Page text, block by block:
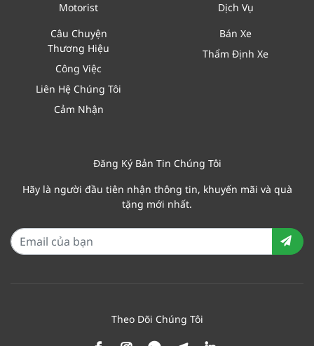
Motorist
Câu Chuyện
Thương Hiệu
Công Việc
Liên Hệ Chúng Tôi
Cảm Nhận
Dịch Vụ
Bán Xe
Thẩm Định Xe
Đăng Ký Bản Tin Chúng Tôi
Hãy là người đầu tiên nhận thông tin, khuyến mãi và quà
tặng mới nhất.
Theo Dõi Chúng Tôi